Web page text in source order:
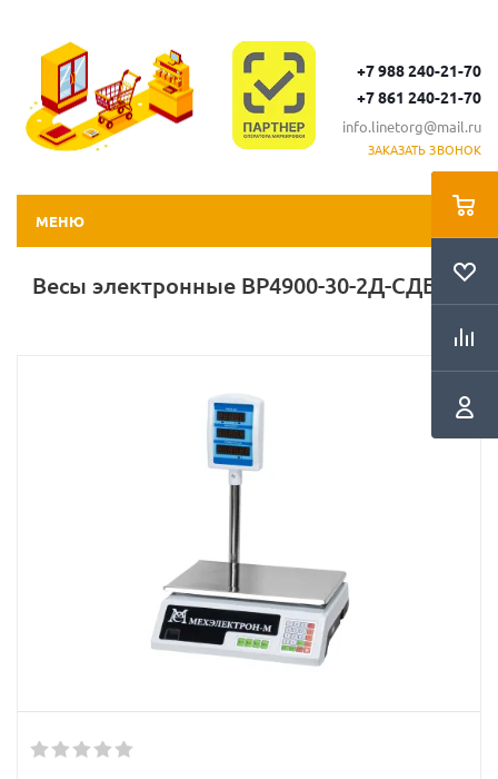
+7 988 240-21-70
+7 861 240-21-70
info.linetorg@mail.ru
ЗАКАЗАТЬ ЗВОНОК
МЕНЮ
Весы электронные ВР4900-30-2Д-СДБ 05